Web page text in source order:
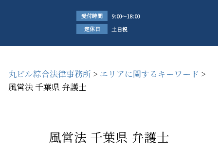
受付時間
9:00～18:00
定休日
土日祝
丸ビル綜合法律事務所 > エリアに関するキーワード >
風営法 千葉県 弁護士
風営法 千葉県 弁護士